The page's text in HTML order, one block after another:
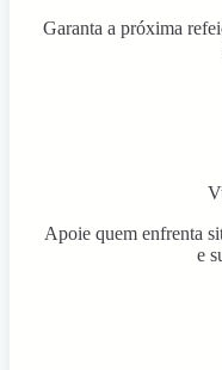
Garanta a próxima
Apoie quem enfrenta
e